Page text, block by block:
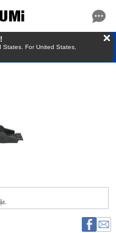
States. For United States,